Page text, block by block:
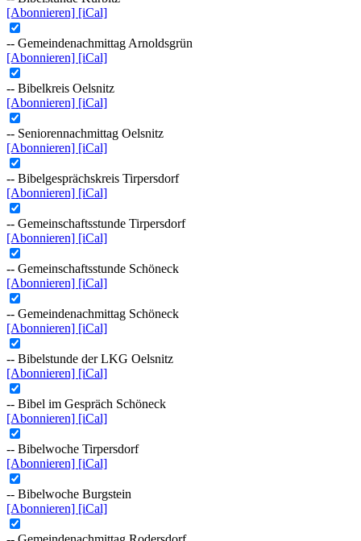
[Abonnieren] [iCal]
-- Gemeindenachmittag Arnoldsgrün
[Abonnieren] [iCal]
-- Bibelkreis Oelsnitz
[Abonnieren] [iCal]
-- Seniorennachmittag Oelsnitz
[Abonnieren] [iCal]
-- Bibelgesprächskreis Tirpersdorf
[Abonnieren] [iCal]
-- Gemeinschaftsstunde Tirpersdorf
[Abonnieren] [iCal]
-- Gemeinschaftsstunde Schöneck
[Abonnieren] [iCal]
-- Gemeindenachmittag Schöneck
[Abonnieren] [iCal]
-- Bibelstunde der LKG Oelsnitz
[Abonnieren] [iCal]
-- Bibel im Gespräch Schöneck
[Abonnieren] [iCal]
-- Bibelwoche Tirpersdorf
[Abonnieren] [iCal]
-- Bibelwoche Burgstein
[Abonnieren] [iCal]